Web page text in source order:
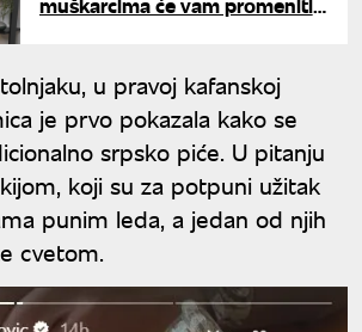
muškarcima će vam promeniti
u pravoj kafanskoj
je prvo pokazala kako se
srpsko piće. U pitanju
koji su za potpuni užitak
punim leda, a jedan od njih
cvetom.